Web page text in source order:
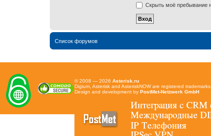
Скрыть моё пребывание
Список форумов
© 2008 — 2026 Asterisk.ru
Digium, Asterisk and AsteriskNOW are registered
Design and development by PostMet-Netzwerk GmbH